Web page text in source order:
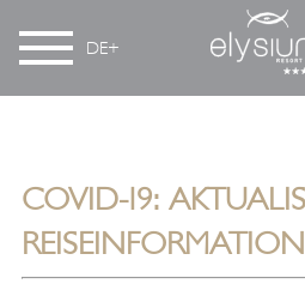
DE
COVID-19: